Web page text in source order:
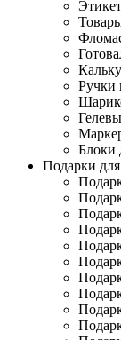
Ручки
Блоки
Подарки